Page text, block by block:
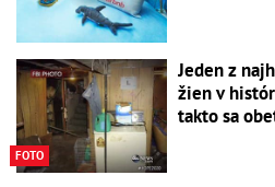
FOTO
Jeden z
žien v
takto sa